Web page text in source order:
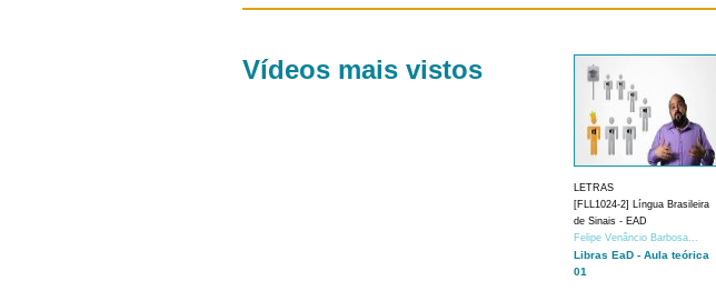
Vídeos mais vistos
LETRAS
[FLL1024-2] Língua Brasileira
de Sinais - EAD
Felipe Venâncio Barbosa...
Libras EaD - Aula teórica
01